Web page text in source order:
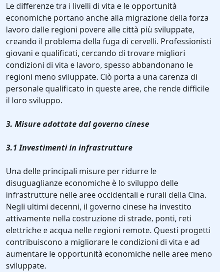
Le differenze tra i livelli di vita e le opportunità
economiche portano anche alla migrazione della forza
lavoro dalle regioni povere alle città più sviluppate,
creando il problema della fuga di cervelli. Professionisti
giovani e qualificati, cercando di trovare migliori
condizioni di vita e lavoro, spesso abbandonano le
regioni meno sviluppate. Ciò porta a una carenza di
personale qualificato in queste aree, che rende difficile
il loro sviluppo.
3. Misure adottate dal governo cinese
3.1 Investimenti in infrastrutture
Una delle principali misure per ridurre le
disuguaglianze economiche è lo sviluppo delle
infrastrutture nelle aree occidentali e rurali della Cina.
Negli ultimi decenni, il governo cinese ha investito
attivamente nella costruzione di strade, ponti, reti
elettriche e acqua nelle regioni remote. Questi progetti
contribuiscono a migliorare le condizioni di vita e ad
aumentare le opportunità economiche nelle aree meno
sviluppate.